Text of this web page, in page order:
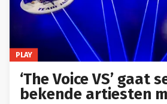
PLAY
‘The Voice VS’ gaat
bekende artiesten